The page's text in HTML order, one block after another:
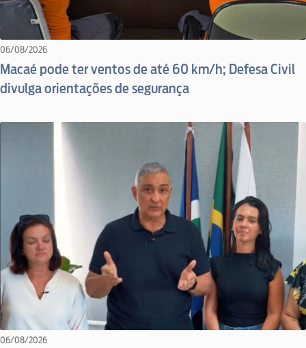
06/08/2026
Macaé pode ter ventos de até 60 km/h; Defesa Civil
divulga orientações de segurança
06/08/2026